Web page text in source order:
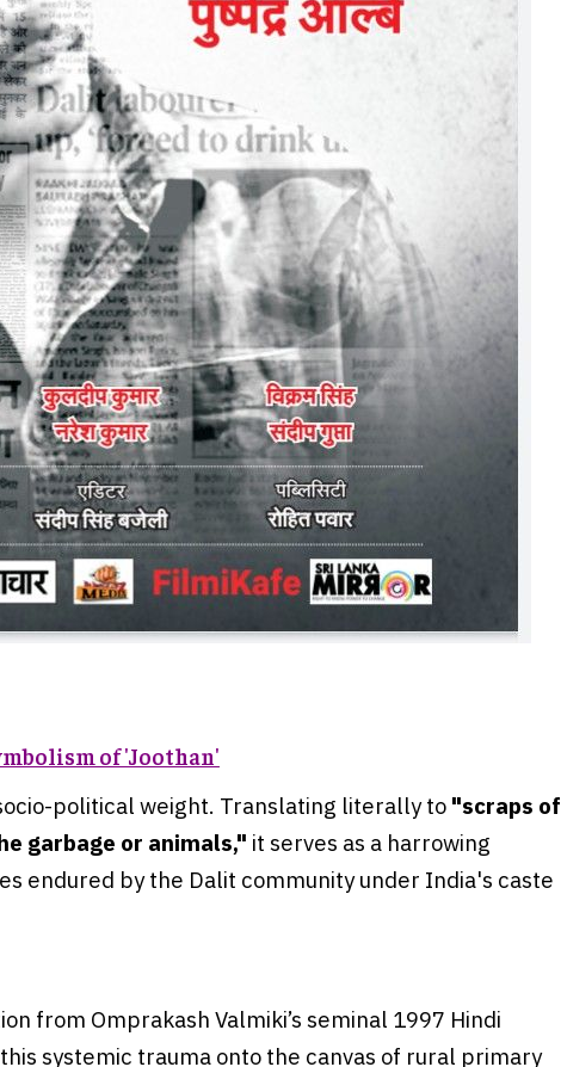
of 'Joothan'
political weight. Translating literally to "scraps of
garbage or animals," it serves as a harrowing
endured by the Dalit community under India's caste
from Omprakash Valmiki’s seminal 1997 Hindi
systemic trauma onto the canvas of rural primary